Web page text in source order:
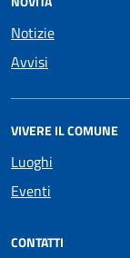
Notizie
Avvisi
VIVERE IL COMUNE
Luoghi
Eventi
CONTATTI